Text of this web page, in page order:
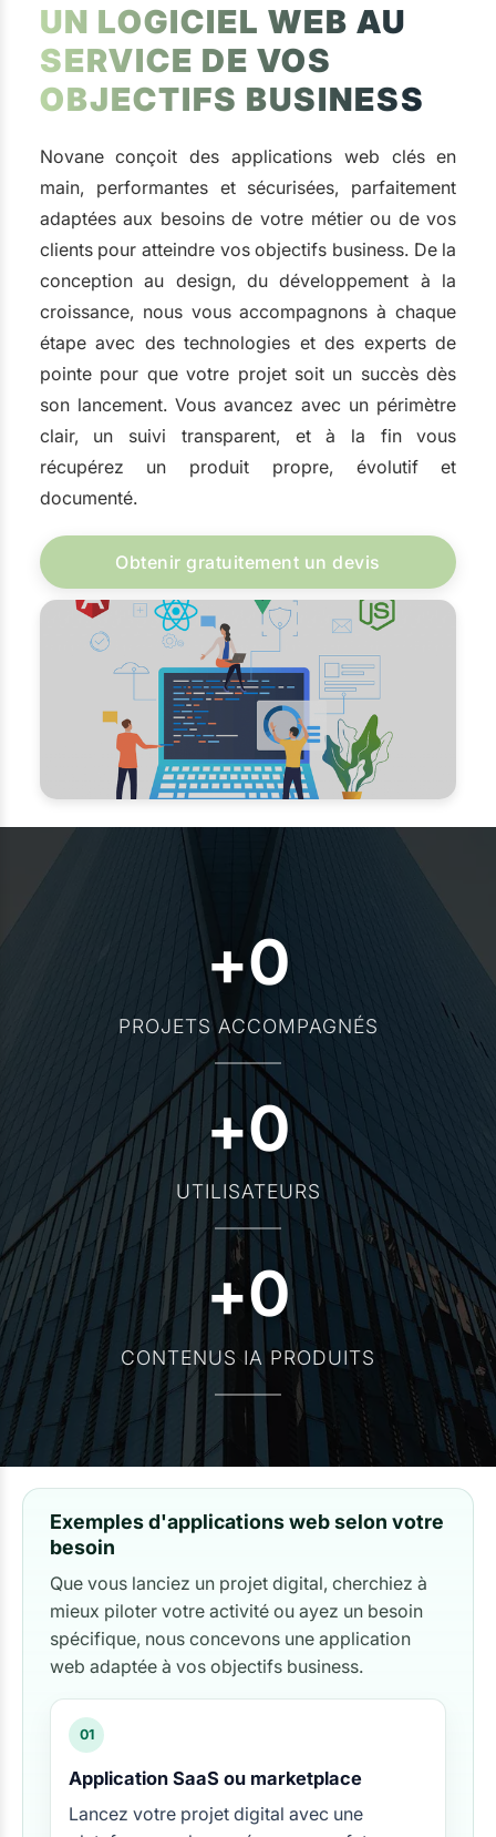
UN LOGICIEL WEB AU
SERVICE DE VOS
OBJECTIFS BUSINESS
Novane conçoit des applications web clés en
main, performantes et sécurisées, parfaitement
adaptées aux besoins de votre métier ou de vos
clients pour atteindre vos objectifs business. De la
conception au design, du développement à la
croissance, nous vous accompagnons à chaque
étape avec des technologies et des experts de
pointe pour que votre projet soit un succès dès
son lancement. Vous avancez avec un périmètre
clair, un suivi transparent, et à la fin vous
récupérez un produit propre, évolutif et
documenté.
Obtenir gratuitement un devis
+0
PROJETS ACCOMPAGNÉS
+0
UTILISATEURS
+0
CONTENUS IA PRODUITS
Exemples d'applications web selon votre
besoin
Que vous lanciez un projet digital, cherchiez à
mieux piloter votre activité ou ayez un besoin
spécifique, nous concevons une application
web adaptée à vos objectifs business.
01
Application SaaS ou marketplace
Lancez votre projet digital avec une